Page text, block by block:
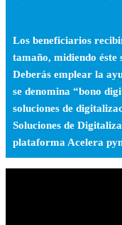
Los beneficiarios
tamaño, midiendo éste
Deberás emplear la
se denomina “bono
soluciones de
Soluciones de
plataforma Acelera